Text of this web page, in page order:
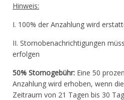
Hinweis:
I. 100% der Anzahlung wird
II. Stornobenachrichtigungen
erfolgen
50% Stornogebühr: Eine 50
Anzahlung wird erhoben, wenn
Zeitraum von 21 Tagen bis 30